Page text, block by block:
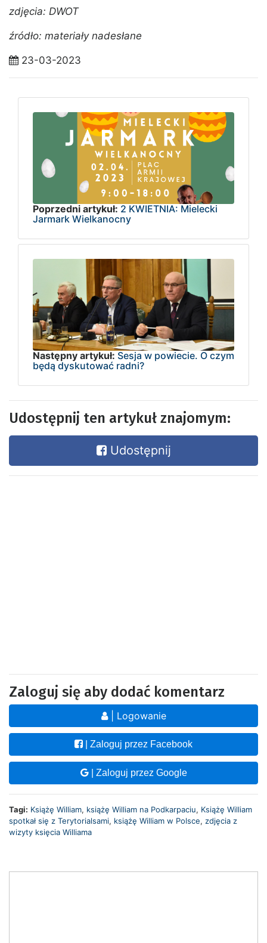
zdjęcia: DWOT
źródło: materiały nadesłane
23-03-2023
Poprzedni artykuł: 2 KWIETNIA: Mielecki
Jarmark Wielkanocny
Następny artykuł: Sesja w powiecie. O czym
będą dyskutować radni?
Udostępnij ten artykuł znajomym:
Udostępnij
Zaloguj się aby dodać komentarz
| Logowanie
| Zaloguj przez Facebook
| Zaloguj przez Google
Tagi: Książę William, książę William na Podkarpaciu, Książę William
spotkał się z Terytorialsami, książę William w Polsce, zdjęcia z
wizyty księcia Williama